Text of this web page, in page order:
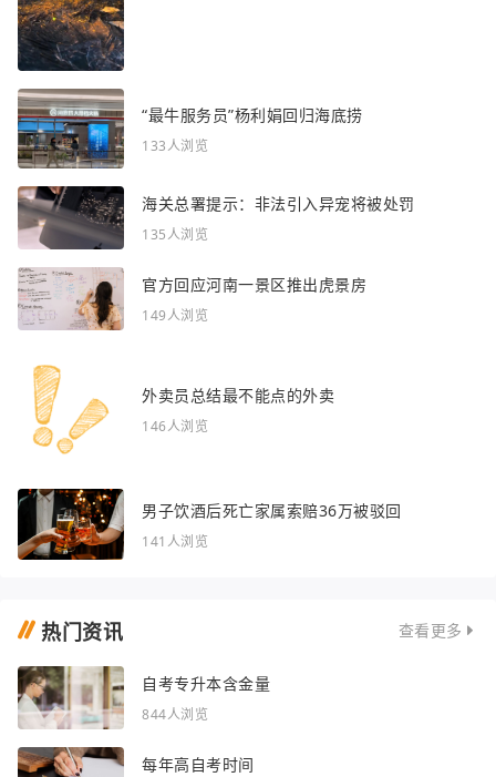
“最牛服务员”杨利娟回归海底捞
133人浏览
海关总署提示：非法引入异宠将被处罚
135人浏览
官方回应河南一景区推出虎景房
149人浏览
外卖员总结最不能点的外卖
146人浏览
男子饮酒后死亡家属索赔36万被驳回
141人浏览
热门资讯 查看更多
自考专升本含金量
844人浏览
每年高自考时间